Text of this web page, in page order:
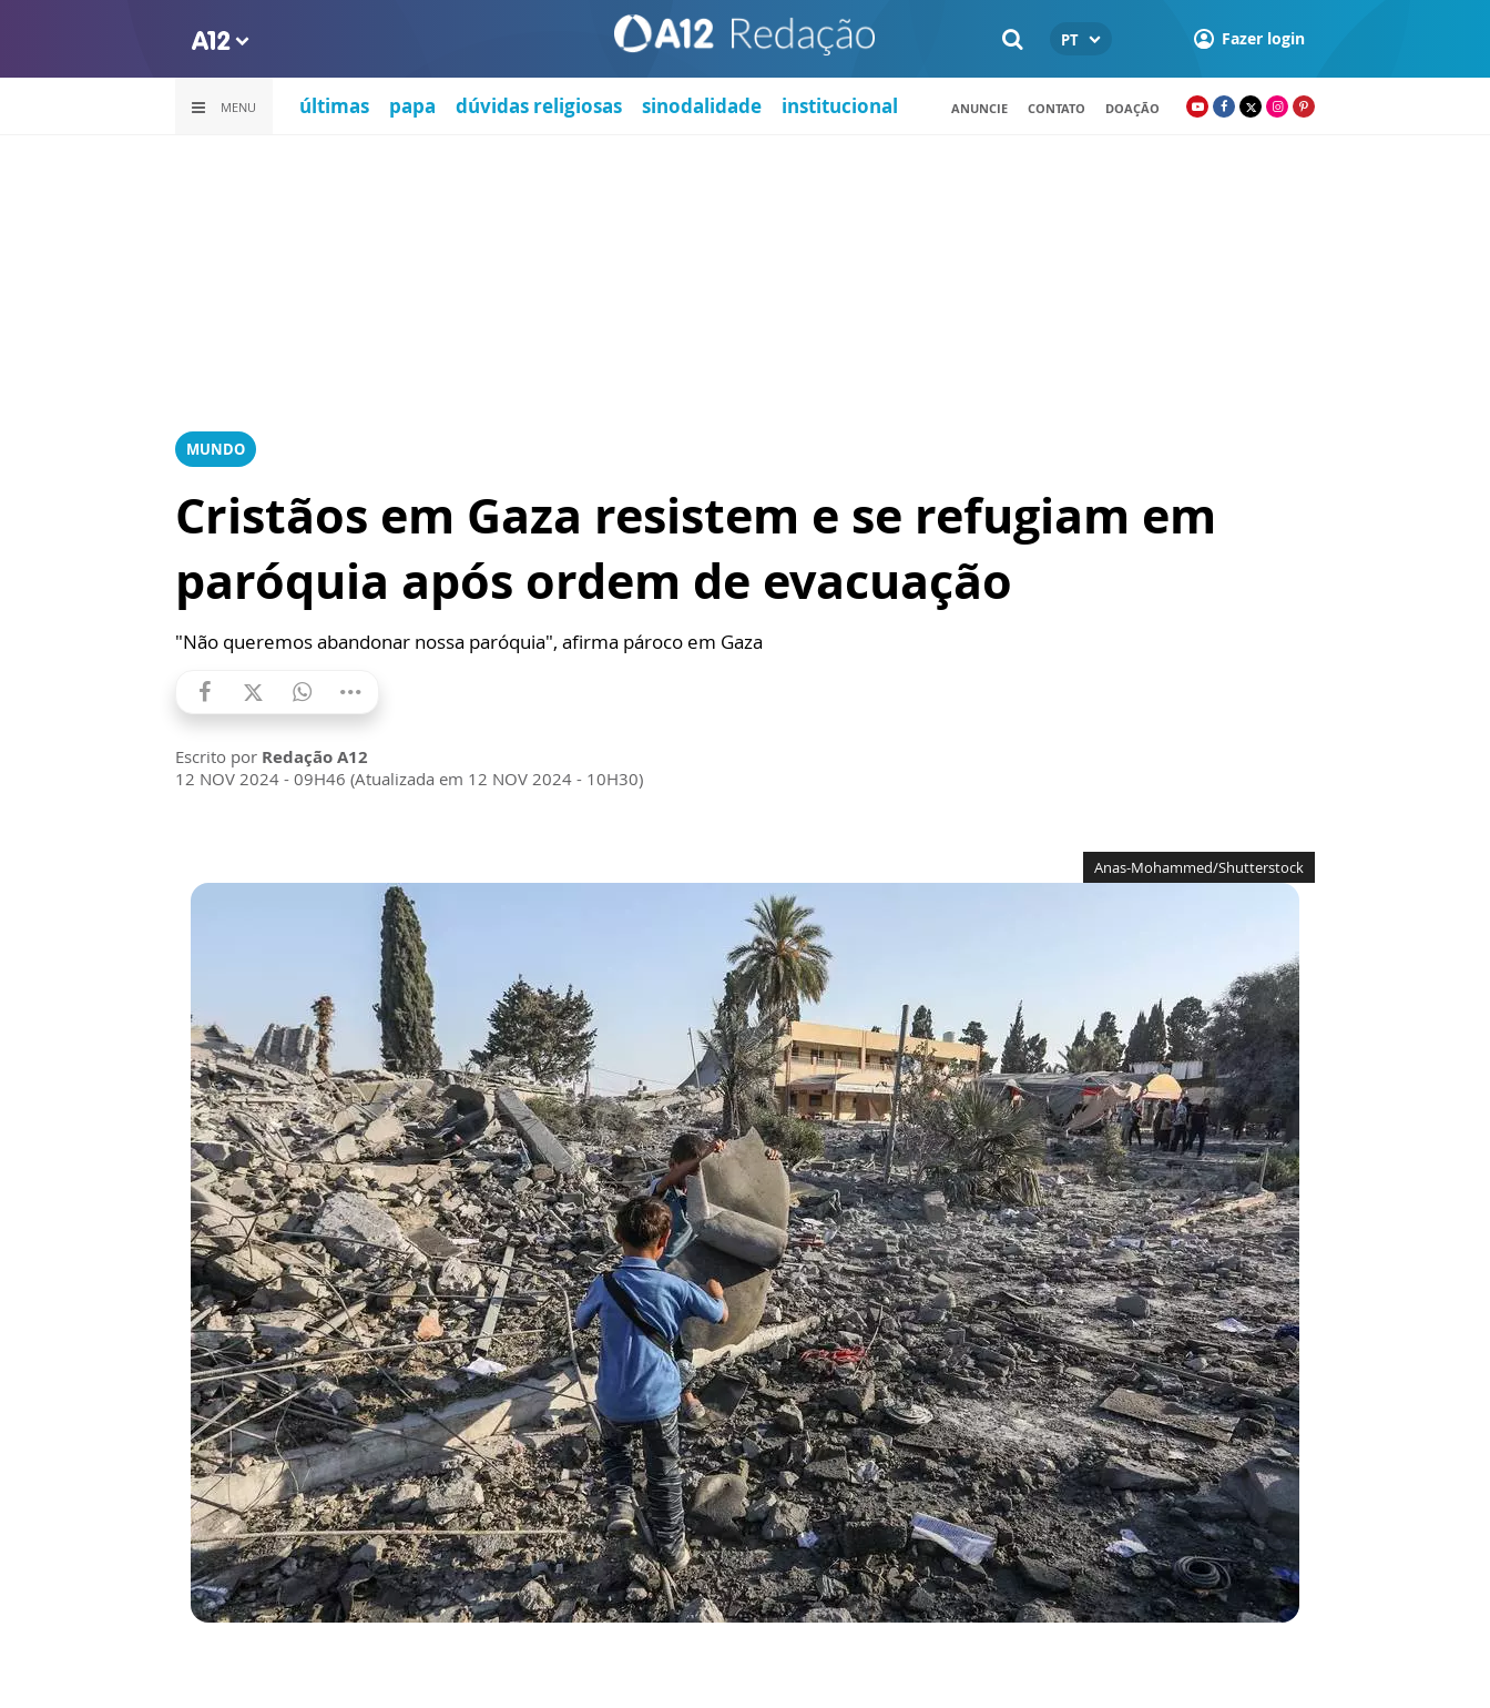
PT Fazer login
MENU últimas papa dúvidas religiosas sinodalidade institucional ANUNCIE CONTATO DOAÇÃO
MUNDO
Cristãos em Gaza resistem e se refugiam em
paróquia após ordem de evacuação
"Não queremos abandonar nossa paróquia", afirma pároco em Gaza
Escrito por Redação A12
12 NOV 2024 - 09H46 (Atualizada em 12 NOV 2024 - 10H30)
Anas-Mohammed/Shutterstock